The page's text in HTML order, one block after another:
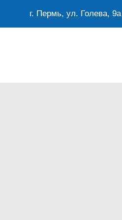
г. Пермь, ул. Голева, 9а